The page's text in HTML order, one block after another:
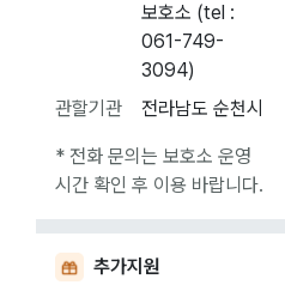
보호소 (tel :
061-749-
3094)
관할기관
전라남도 순천시
* 전화 문의는 보호소 운영
시간 확인 후 이용 바랍니다.
추가지원